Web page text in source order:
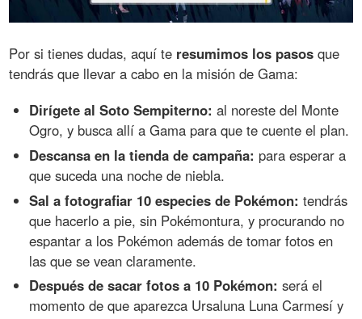
Por si tienes dudas, aquí te resumimos los pasos que
tendrás que llevar a cabo en la misión de Gama:
Dirígete al Soto Sempiterno: al noreste del Monte
Ogro, y busca allí a Gama para que te cuente el plan.
Descansa en la tienda de campaña: para esperar a
que suceda una noche de niebla.
Sal a fotografiar 10 especies de Pokémon: tendrás
que hacerlo a pie, sin Pokémontura, y procurando no
espantar a los Pokémon además de tomar fotos en
las que se vean claramente.
Después de sacar fotos a 10 Pokémon: será el
momento de que aparezca Ursaluna Luna Carmesí y